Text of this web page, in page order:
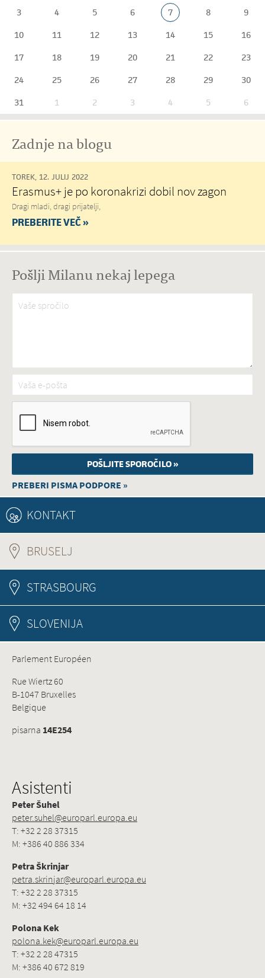
3
4 5 6 7 8
9
10
11 12 13 14 15
16
17
18 19 20 21 22
23
24
25 26 27 28 29
30
31
1 2 3 4 5 6
Zadnje na blogu
TOREK, 12. JULIJ 2022
Erasmus+ je po koronakrizi dobil nov zagon
Dragi mladi, dragi prijatelji,
PREBERITE VEČ »
Pošlji Milanu nekaj lepega
Vaše spročilo*
Vaša e-pošta*
PREBERI PISMA PODPORE »
KONTAKT
BRUSELJ
STRASBOURG
SLOVENIJA
Parlement Européen
Rue Wiertz 60
B-1047 Bruxelles
Belgique
pisarna 14E254
Asistenti
Peter Šuhel
peter.suhel@europarl.europa.eu
T: +32 2 28 37315
M: +386 40 886 334
Petra Škrinjar
petra.skrinjar@europarl.europa.eu
T: +32 2 28 37315
M: +32 494 64 18 14
Polona Kek
polona.kek@europarl.europa.eu
T: +32 2 28 47315
M: +386 40 672 819